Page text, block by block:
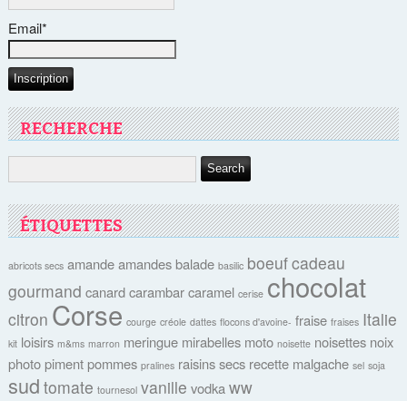
Email*
RECHERCHE
ÉTIQUETTES
abricots secs amande amandes balade basilic boeufcadeau
gourmand canard carambar caramel cerise chocolat
citron Corse courge créole dattes flocons d'avoine- fraise fraises Italie
kit loisirs m&ms marron meringue mirabelles moto noisette noisettes noix
photo piment pommes pralines raisins secs recette malgache sel soja
sud tomate tournesol vanille vodka ww